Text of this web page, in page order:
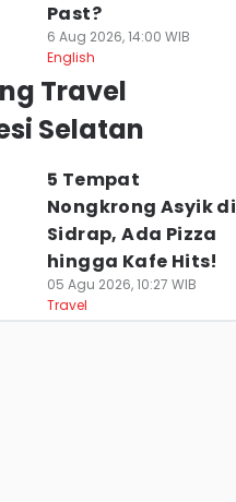
Past?
6 Aug 2026, 14:00 WIB
English
Travel
Selatan
5 Tempat
Nongkrong Asyik di
Sidrap, Ada Pizza
hingga Kafe Hits!
05 Agu 2026, 10:27 WIB
Travel